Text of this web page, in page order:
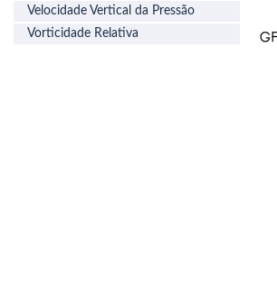
Velocidade Vertical da Pressão
Vorticidade Relativa